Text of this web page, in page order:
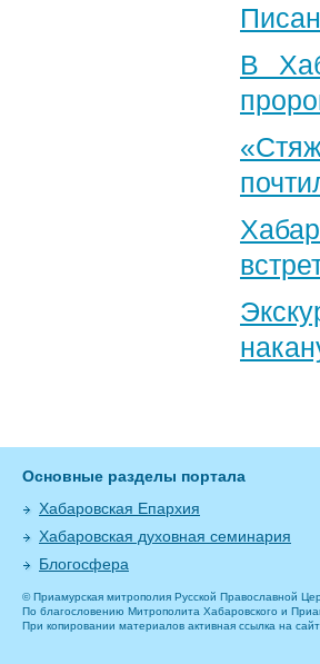
В
Основные разделы портала
Хабаровская Епархия
Хабаровская духовная семинария
Блогосфера
© Приамурская митрополия Русской Православной
По благословению Митрополита Хабаровского и
При копировании материалов активная ссылка на сайт